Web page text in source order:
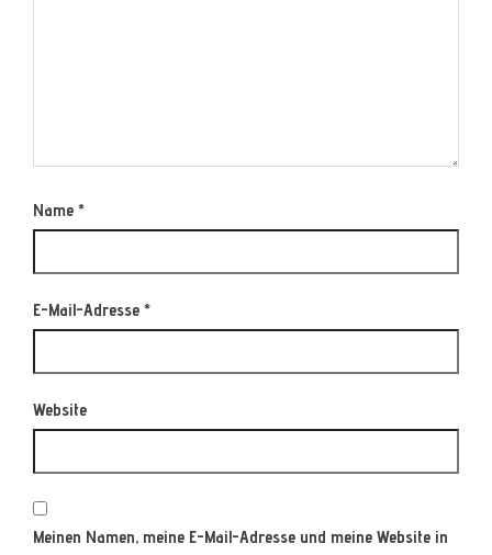
Name *
E-Mail-Adresse *
Website
Meinen Namen, meine E-Mail-Adresse und meine Website in